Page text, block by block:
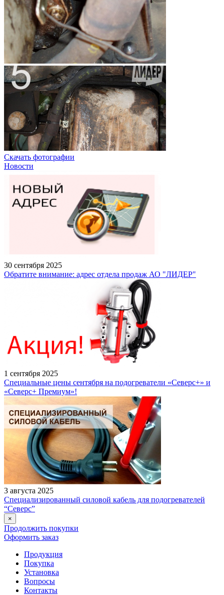
Скачать фотографии
Новости
30 сентября 2025
Обратите внимание: адрес отдела продаж АО "ЛИДЕР"
1 сентября 2025
Специальные цены сентября на подогреватели «Северс+» и
«Северс+ Премиум»!
3 августа 2025
Специализированный силовой кабель для подогревателей
“Северс”
×
Продолжить покупки
Оформить заказ
Продукция
Покупка
Установка
Вопросы
Контакты